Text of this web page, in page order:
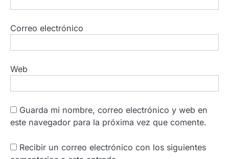
Correo electrónico
Web
Guarda mi nombre, correo electrónico y web en
este navegador para la próxima vez que comente.
Recibir un correo electrónico con los siguientes